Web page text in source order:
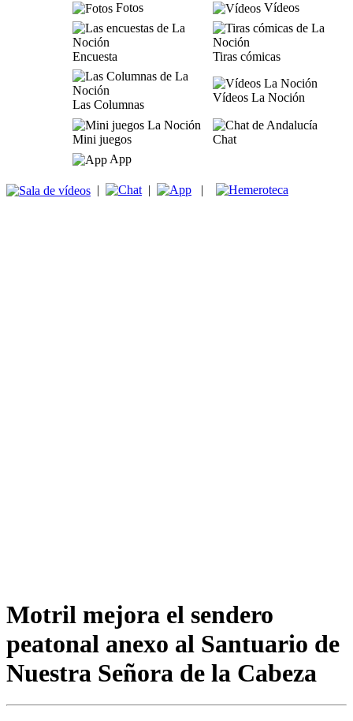
Fotos
Vídeos
Encuesta Tiras cómicas
Las Columnas
Vídeos La Noción
Mini juegos
Chat
App
| | |
Motril mejora el sendero
peatonal anexo al Santuario de
Nuestra Señora de la Cabeza